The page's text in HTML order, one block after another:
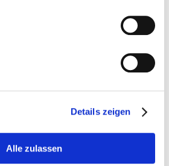
Details zeigen
Alle zulassen